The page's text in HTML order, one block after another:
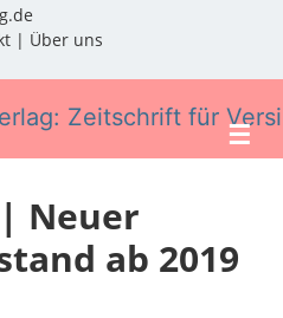
| Über uns
☰
Neuer
ab 2019